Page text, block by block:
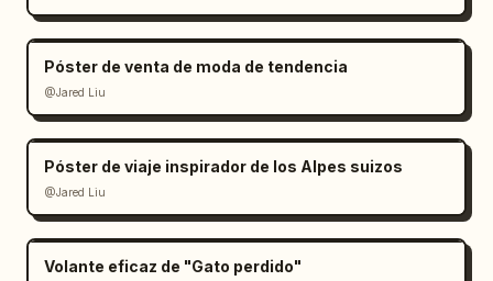
Póster de venta de moda de tendencia
@Jared Liu
Póster de viaje inspirador de los Alpes suizos
@Jared Liu
Volante eficaz de "Gato perdido"